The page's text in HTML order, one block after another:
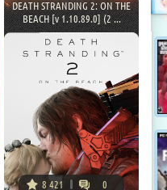
DEATH STRANDING 2: ON THE
BEACH [v 1.10.89.0] (2 ...
8 421 0